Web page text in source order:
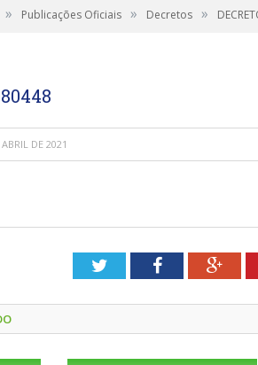
» Publicações Oficiais » Decretos »
DE 2021
TwitterFacebook